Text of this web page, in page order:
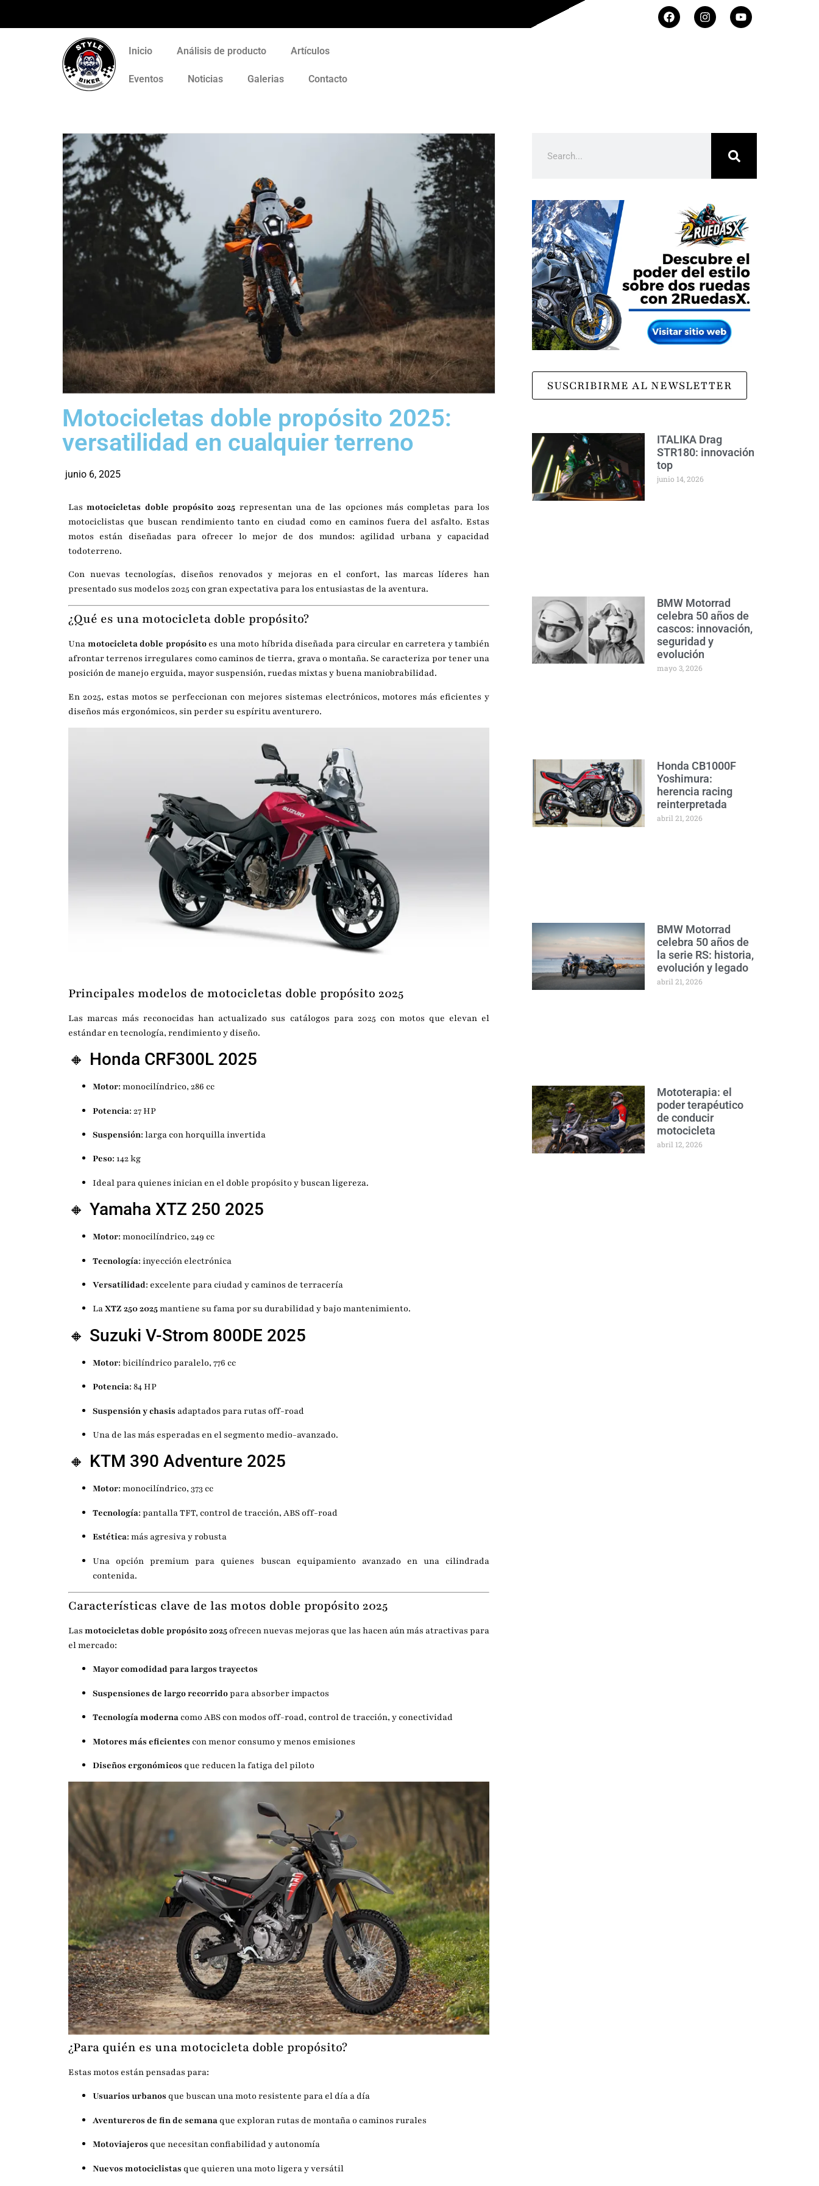
Inicio Análisis de producto Artículos
Eventos Noticias Galerias Contacto
Motocicletas doble propósito 2025:
versatilidad en cualquier terreno
junio 6, 2025
Lasmotocicletas doble propósito 2025 representan una de las opciones más completas para los
motociclistas que buscan rendimiento tanto en ciudad como en caminos fuera del asfalto. Estas
motos están diseñadas para ofrecer lo mejor de dos mundos: agilidad urbana y capacidad
todoterreno.
Con nuevas tecnologías, diseños renovados y mejoras en el confort, las marcas líderes han
presentado sus modelos 2025 con gran expectativa para los entusiastas de la aventura.
¿Qué es una motocicleta doble propósito?
Una motocicleta doble propósitoes una moto híbrida diseñada para circular en carretera y también
afrontar terrenos irregulares como caminos de tierra, grava o montaña. Se caracteriza por tener una
posición de manejo erguida, mayor suspensión, ruedas mixtas y buena maniobrabilidad.
En 2025, estas motos se perfeccionan con mejores sistemas electrónicos, motores más eficientes y
diseños más ergonómicos, sin perder su espíritu aventurero.
Principales modelos de motocicletas doble propósito 2025
Las marcas más reconocidas han actualizado sus catálogos para 2025 con motos que elevan el
estándar en tecnología, rendimiento y diseño.
🔸 Honda CRF300L 2025
Motor: monocilíndrico, 286 cc
Potencia: 27 HP
Suspensión: larga con horquilla invertida
Peso: 142 kg
Ideal para quienes inician en el doble propósito y buscan ligereza.
🔸 Yamaha XTZ 250 2025
Motor: monocilíndrico, 249 cc
Tecnología: inyección electrónica
Versatilidad: excelente para ciudad y caminos de terracería
LaXTZ 250 2025mantiene su fama por su durabilidad y bajo mantenimiento.
🔸 Suzuki V-Strom 800DE 2025
Motor: bicilíndrico paralelo, 776 cc
Potencia: 84 HP
Suspensión y chasis adaptados para rutas off-road
Una de las más esperadas en el segmento medio-avanzado.
🔸 KTM 390 Adventure 2025
Motor: monocilíndrico, 373 cc
Tecnología: pantalla TFT, control de tracción, ABS off-road
Estética: más agresiva y robusta
Una opción premium para quienes buscan equipamiento avanzado en una cilindrada
contenida.
Características clave de las motos doble propósito 2025
Las motocicletas doble propósito 2025 ofrecen nuevas mejoras que las hacen aún más atractivas para
el mercado:
Mayor comodidad para largos trayectos
Suspensiones de largo recorridopara absorber impactos
Tecnología moderna como ABS con modos off-road, control de tracción, y conectividad
Motores más eficientes con menor consumo y menos emisiones
Diseños ergonómicos que reducen la fatiga del piloto
¿Para quién es una motocicleta doble propósito?
Estas motos están pensadas para:
Usuarios urbanos que buscan una moto resistente para el día a día
Aventureros de fin de semana que exploran rutas de montaña o caminos rurales
Motoviajeros que necesitan confiabilidad y autonomía
Nuevos motociclistas que quieren una moto ligera y versátil
SUSCRIBIRME AL NEWSLETTER
ITALIKA Drag
STR180: innovación
top
junio 14, 2026
BMW Motorrad
celebra 50 años de
cascos: innovación,
seguridad y
evolución
mayo 3, 2026
Honda CB1000F
Yoshimura:
herencia racing
reinterpretada
abril 21, 2026
BMW Motorrad
celebra 50 años de
la serie RS: historia,
evolución y legado
abril 21, 2026
Mototerapia: el
poder terapéutico
de conducir
motocicleta
abril 12, 2026